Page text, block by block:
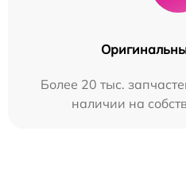
Более 20 тыс.
наличии на